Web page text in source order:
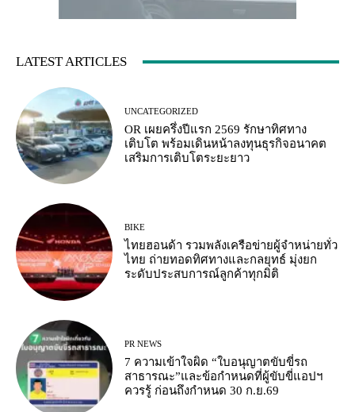
LATEST ARTICLES
UNCATEGORIZED
OR เผยครึ่งปีแรก 2569 รักษาทิศทาง
เติบโต พร้อมเดินหน้าลงทุนธุรกิจอนาคต
เสริมการเติบโตระยะยาว
BIKE
ไทยฮอนด้า รวมพลังเครือข่ายผู้จำหน่ายทั่ว
ไทย ถ่ายทอดทิศทางและกลยุทธ์ มุ่งยก
ระดับประสบการณ์ลูกค้าทุกมิติ
PR NEWS
7 ความเข้าใจผิด “ใบอนุญาตขับขี่รถ
สาธารณะ”และข้อกำหนดที่ผู้ขับขี่แอปฯ
ควรรู้ ก่อนถึงกำหนด 30 ก.ย.69